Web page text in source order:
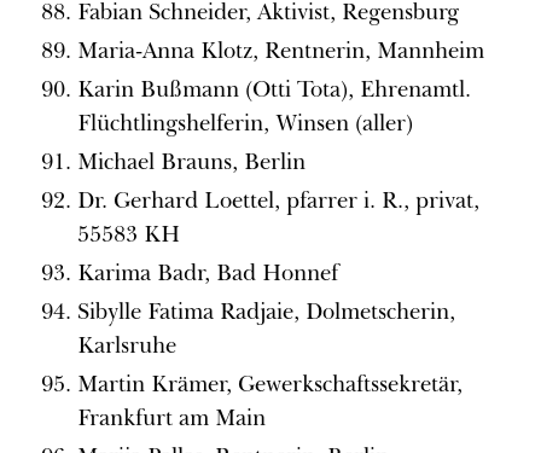
Fabian Schneider, Aktivist, Regensburg
Maria-Anna Klotz, Rentnerin, Mannheim
Karin Bußmann (Otti Tota), Ehrenamtl.
Flüchtlingshelferin, Winsen (aller)
Michael Brauns, Berlin
Dr. Gerhard Loettel, pfarrer i. R., privat,
55583 KH
Karima Badr, Bad Honnef
Sibylle Fatima Radjaie, Dolmetscherin,
Karlsruhe
Martin Krämer, Gewerkschaftssekretär,
Frankfurt am Main